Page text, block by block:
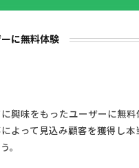
に無料体験
興味をもったユーザーに無料
よって見込み顧客を獲得し本
。